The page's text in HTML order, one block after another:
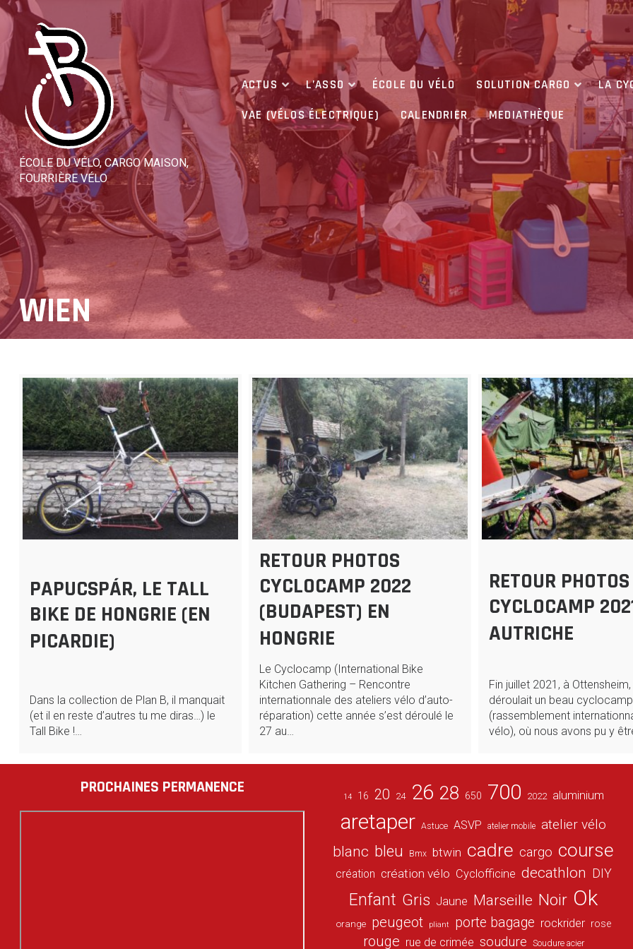
Skip
content
ÉCOLE DU VÉLO, CARGO MAISON,
FOURRIÈRE VÉLO
ACTUS L’ASSO ÉCOLE DU VÉLO SOLUTION CARGO
LA
VAE (VÉLOS ÉLECTRIQUE)
CALENDRIER MEDIATHÈQUE
WIEN
PAPUCSPÁR, LE TALL
BIKE DE HONGRIE (EN
PICARDIE)
Dans la collection de Plan B, il manquait
(et il en reste d’autres tu me diras…) le
Tall Bike !…
RETOUR PHOTOS
CYCLOCAMP 2022
(BUDAPEST) EN
HONGRIE
Le Cyclocamp (International Bike
Kitchen Gathering – Rencontre
internationnale des ateliers vélo d’auto-
réparation) cette année s’est déroulé le
27 au…
RETOUR PHOTOS
CYCLOCAMP
AUTRICHE
Fin juillet 2021, à
déroulait un beau cyclocamp
(rassemblement
vélo), où nous avons pu y
PROCHAINES PERMANENCE 14 16 20 24 26 28 650 700 2022 aluminium
aretaper Astuce ASVP atelier mobile atelier vélo
blanc bleu Bmx btwin cadre cargo course
création création vélo Cyclofficine decathlon DIY
Enfant Gris Jaune Marseille Noir Ok
orange peugeot pliant porte bagage rockrider rose
rouge rue de crimée soudure Soudure acier